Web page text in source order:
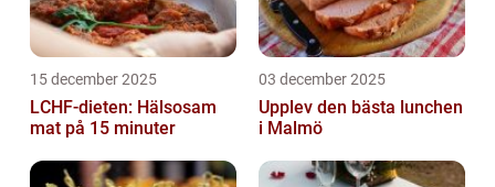
15 december 2025
LCHF-dieten: Hälsosam
mat på 15 minuter
03 december 2025
Upplev den bästa lunchen
i Malmö